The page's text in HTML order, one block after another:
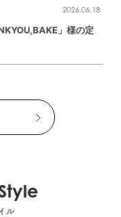
2026.06.18
」様の定
ル